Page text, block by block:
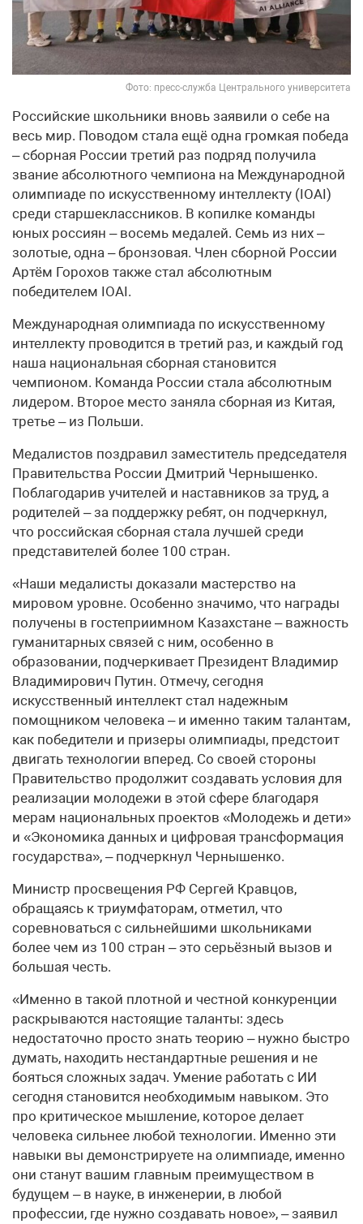
Фото: пресс-служба Центрального университета
Российские школьники вновь заявили о себе на
весь мир. Поводом стала ещё одна громкая победа
– сборная России третий раз подряд получила
звание абсолютного чемпиона на Международной
олимпиаде по искусственному интеллекту (IOAI)
среди старшеклассников. В копилке команды
юных россиян – восемь медалей. Семь из них –
золотые, одна – бронзовая. Член сборной России
Артём Горохов также стал абсолютным
победителем IOAI.
Международная олимпиада по искусственному
интеллекту проводится в третий раз, и каждый год
наша национальная сборная становится
чемпионом. Команда России стала абсолютным
лидером. Второе место заняла сборная из Китая,
третье – из Польши.
Медалистов поздравил заместитель председателя
Правительства России Дмитрий Чернышенко.
Поблагодарив учителей и наставников за труд, а
родителей – за поддержку ребят, он подчеркнул,
что российская сборная стала лучшей среди
представителей более 100 стран.
«Наши медалисты доказали мастерство на
мировом уровне. Особенно значимо, что награды
получены в гостеприимном Казахстане – важность
гуманитарных связей с ним, особенно в
образовании, подчеркивает Президент Владимир
Владимирович Путин. Отмечу, сегодня
искусственный интеллект стал надежным
помощником человека – и именно таким талантам,
как победители и призеры олимпиады, предстоит
двигать технологии вперед. Со своей стороны
Правительство продолжит создавать условия для
реализации молодежи в этой сфере благодаря
мерам национальных проектов «Молодежь и дети»
и «Экономика данных и цифровая трансформация
государства», – подчеркнул Чернышенко.
Министр просвещения РФ Сергей Кравцов,
обращаясь к триумфаторам, отметил, что
соревноваться с сильнейшими школьниками
более чем из 100 стран – это серьёзный вызов и
большая честь.
«Именно в такой плотной и честной конкуренции
раскрываются настоящие таланты: здесь
недостаточно просто знать теорию – нужно быстро
думать, находить нестандартные решения и не
бояться сложных задач. Умение работать с ИИ
сегодня становится необходимым навыком. Это
про критическое мышление, которое делает
человека сильнее любой технологии. Именно эти
навыки вы демонстрируете на олимпиаде, именно
они станут вашим главным преимуществом в
будущем – в науке, в инженерии, в любой
профессии, где нужно создавать новое», – заявил